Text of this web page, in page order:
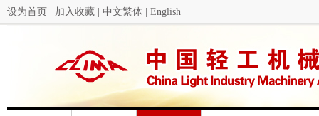
设为首页 加入收藏 中文繁体 English